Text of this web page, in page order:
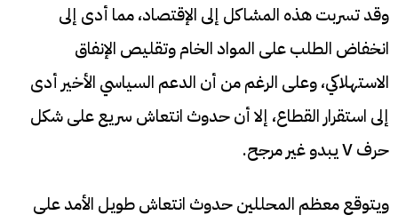
وقد تسربت هذه المشاكل إلى الإقتصاد، مما أدى إلى
انخفاض الطلب على المواد الخام وتقليص الإنفاق
الاستهلاكي، وعلى الرغم من أن الدعم السياسي الأخير أدى
إلى استقرار القطاع، إلا أن حدوث انتعاش سريع على شكل
حرف V يبدو غير مرجح.
ويتوقع معظم المحللين حدوث انتعاش طويل الأمد على